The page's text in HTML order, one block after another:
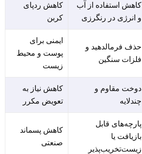
کاهش استفاده از آب
و انرژی در رنگرزی
کاهش ردپای
کربن
حذف فرمالدهید و
فلزات سنگین
ایمنی برای
پوست و محیط
زیست
دوخت مقاوم و
چندلایه
کاهش نیاز به
تعویض مکرر
پارچه‌های قابل
بازیافت یا
زیست‌تخریب‌پذیر
کاهش پسماند
صنعتی